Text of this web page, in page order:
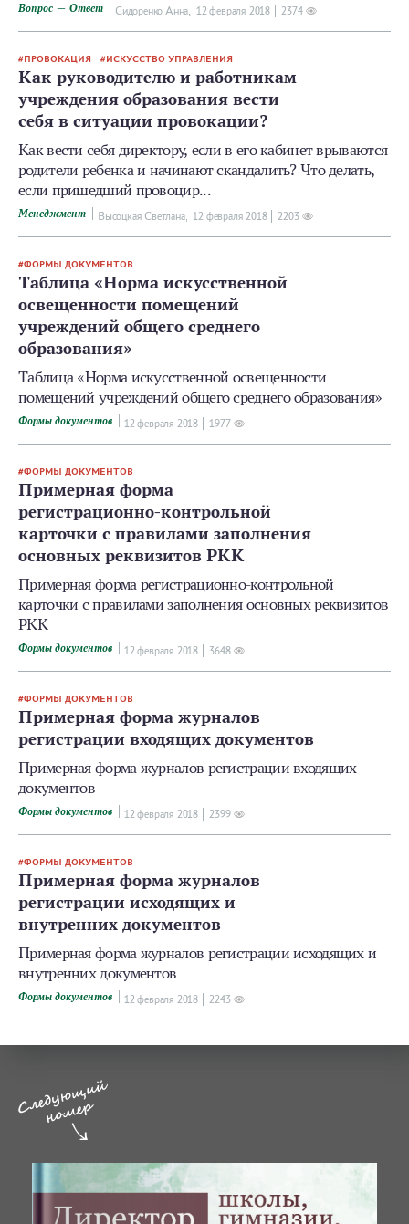
Вопрос — Ответ Сидоренко Анна, 12 февраля 2018 2374
ПРОВОКАЦИЯ ИСКУССТВО УПРАВЛЕНИЯ
Как руководителю и работникам
учреждения образования вести
себя в ситуации провокации?
Как вести себя директору, если в его кабинет врываются
родители ребенка и начинают скандалить? Что делать,
если пришедший провоцир...
Менеджмент Высоцкая Светлана, 12 февраля 2018 2203
ФОРМЫ ДОКУМЕНТОВ
Таблица «Норма искусственной
освещенности помещений
учреждений общего среднего
образования»
Таблица «Норма искусственной освещенности
помещений учреждений общего среднего образования»
Формы документов 12 февраля 2018 1977
ФОРМЫ ДОКУМЕНТОВ
Примерная форма
регистрационно-контрольной
карточки с правилами заполнения
основных реквизитов РКК
Примерная форма регистрационно-контрольной
карточки с правилами заполнения основных реквизитов
РКК
Формы документов 12 февраля 2018 3648
ФОРМЫ ДОКУМЕНТОВ
Примерная форма журналов
регистрации входящих документов
Примерная форма журналов регистрации входящих
документов
Формы документов 12 февраля 2018 2399
ФОРМЫ ДОКУМЕНТОВ
Примерная форма журналов
регистрации исходящих и
внутренних документов
Примерная форма журналов регистрации исходящих и
внутренних документов
Формы документов 12 февраля 2018 2243